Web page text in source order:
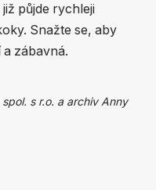
půjde rychleji
Snažte se, aby
zábavná.
s r.o. a archiv Anny